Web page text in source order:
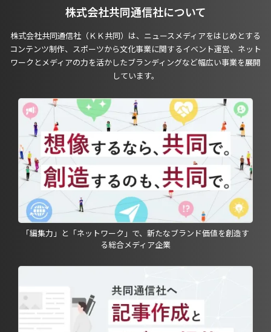
株式会社共同通信社について
株式会社共同通信社（ＫＫ共同）は、ニュースメディアをはじめとする
コンテンツ制作、スポーツから文化事業に関するイベント運営、ネット
ワークとメディアの力を活かしたブランディングなど幅広い事業を展開
しています。
「編集力」と「ネットワーク」で、新たなブランド価値を創造す
る総合メディア企業